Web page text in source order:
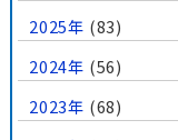
2025年 (83)
2024年 (56)
2023年 (68)